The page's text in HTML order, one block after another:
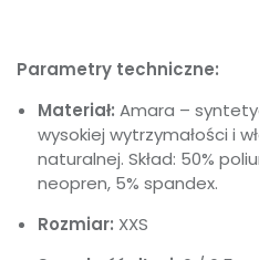
Parametry techniczne:
Materiał: Amara –
wysokiej wytrzymałości i
naturalnej. Skład: 50%
neopren, 5% spandex.
Rozmiar: XXS